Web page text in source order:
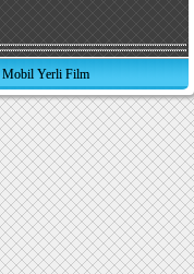
Mobil Yerli Film